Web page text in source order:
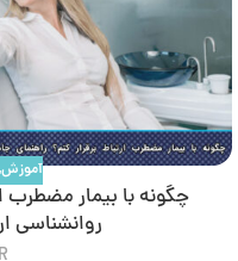
آموزش
چگونه با بیمار مضطرب
روانشناسی